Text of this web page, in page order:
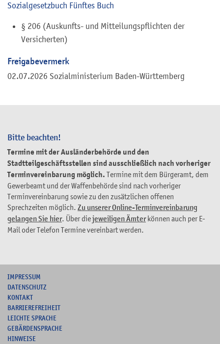
Bitte beachten!
Termine mit der Ausländerbehörde und den
Stadtteilgeschäftsstellen sind ausschließlich nach vorheriger
Terminvereinbarung möglich. Termine mit dem Bürgeramt, dem
Gewerbeamt und der Waffenbehörde sind nach vorheriger
Terminvereinbarung sowie zu den zusätzlichen offenen
Sprechzeiten möglich. Zu unserer Online-Terminvereinbarung
gelangen Sie hier. Über diejeweiligen Ämterkönnen auch per E-
Mail oder Telefon Termine vereinbart werden.
Sozialgesetzbuch Fünftes Buch
§ 206 (Auskunfts- und Mitteilungspflichten der
Versicherten)
Freigabevermerk
02.07.2026 Sozialministerium Baden-Württemberg
IMPRESSUM
DATENSCHUTZ
KONTAKT
BARRIEREFREIHEIT
L EICHTE SPRACHE
GEBÄRDENSPRACHE
HINWEISE